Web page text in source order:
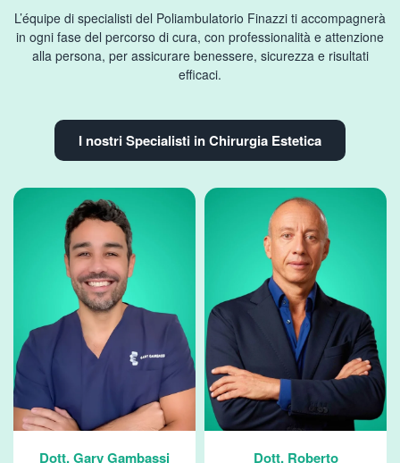
L’équipe di specialisti del Poliambulatorio Finazzi ti accompagnerà
in ogni fase del percorso di cura, con professionalità e attenzione
alla persona, per assicurare benessere, sicurezza e risultati
efficaci.
I nostri Specialisti in Chirurgia Estetica
Dott. Roberto
Dott.